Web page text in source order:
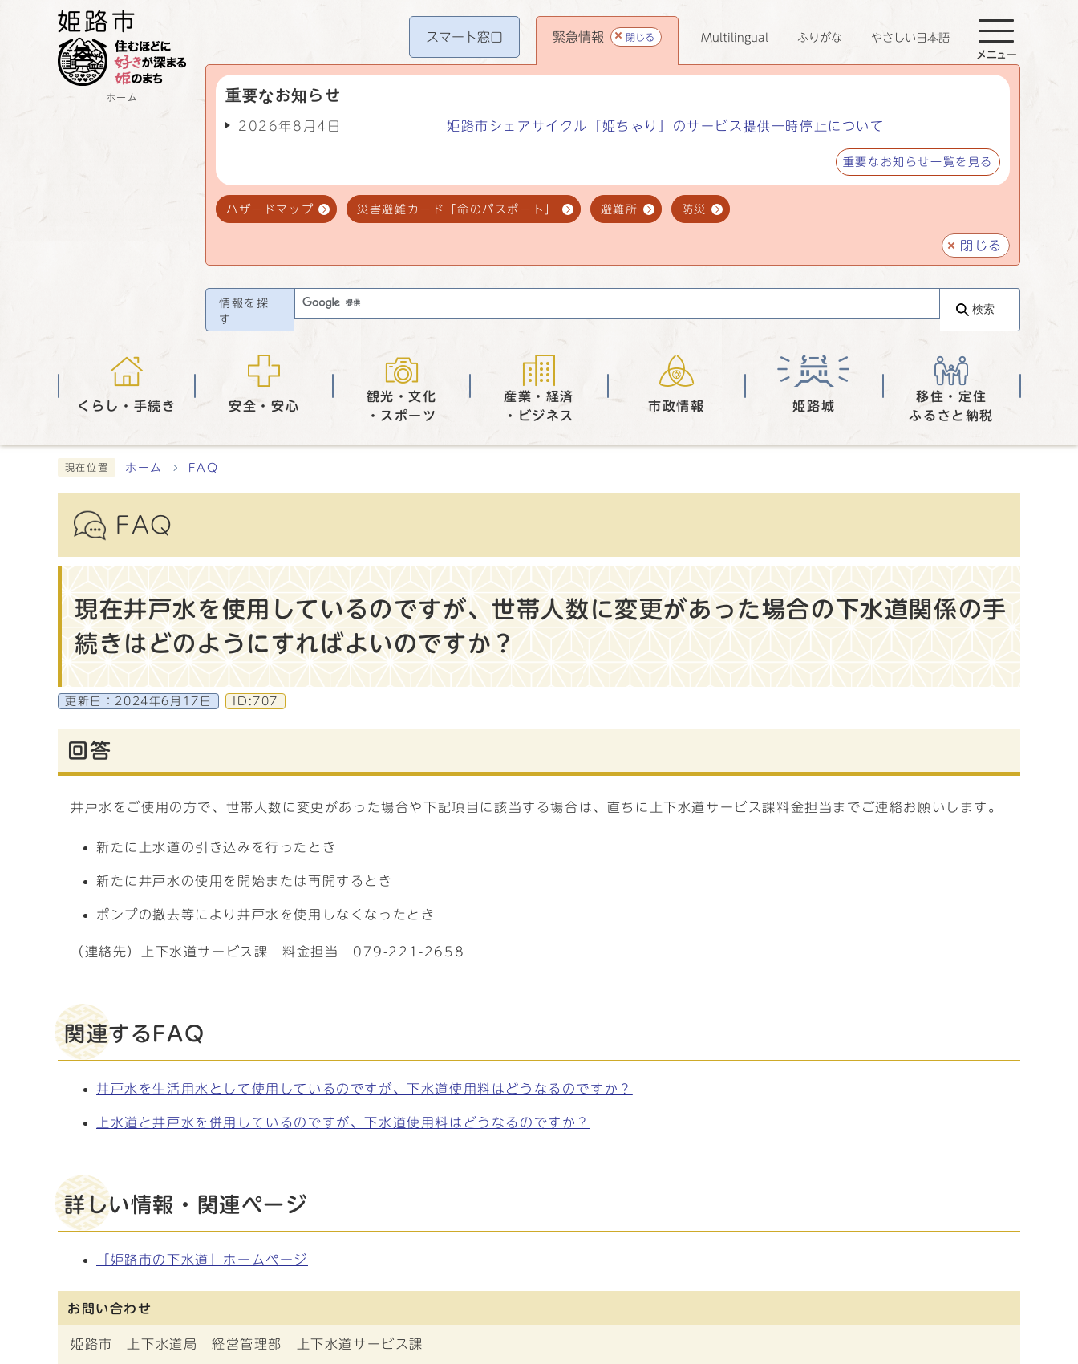
ホーム
スマート窓口 緊急情報 閉じる
重要なお知らせ
2026年8月4日 姫路市シェアサイクル「姫ちゃり」のサービス提供一時停止について
重要なお知らせ一覧を見る
ハザードマップ 災害避難カード「命のパスポート」 避難所 防災
閉じる
Multilingual ふりがな やさしい日本語
メニュー
情報を探
す
検索
くらし・手続き 安全・安心
観光・文化
・スポーツ
産業・経済
・ビジネス
市政情報 姫路城
移住・定住
ふるさと納税
現在位置 ホーム FAQ
FAQ
現在井戸水を使用しているのですが、世帯人数に変更があった場合の下水道関係の手
続きはどのようにすればよいのですか？
更新日： 2024年6月17日 ID:707
回答
井戸水をご使用の方で、世帯人数に変更があった場合や下記項目に該当する場合は、直ちに上下水道サービス課料金担当までご連絡お願いします。
新たに上水道の引き込みを行ったとき
新たに井戸水の使用を開始または再開するとき
ポンプの撤去等により井戸水を使用しなくなったとき
（連絡先）上下水道サービス課 料金担当 079-221-2658
関連するFAQ
井戸水を生活用水として使用しているのですが、下水道使用料はどうなるのですか？
上水道と井戸水を併用しているのですが、下水道使用料はどうなるのですか？
詳しい情報・関連ページ
「姫路市の下水道」ホームページ
お問い合わせ
姫路市 上下水道局 経営管理部 上下水道サービス課